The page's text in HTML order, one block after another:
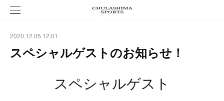
2020.12.05 12:01
スペシャルゲストのお知らせ！
スペシャルゲスト